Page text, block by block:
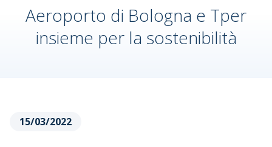
Aeroporto di Bologna e Tper
insieme per la sostenibilità
15/03/2022